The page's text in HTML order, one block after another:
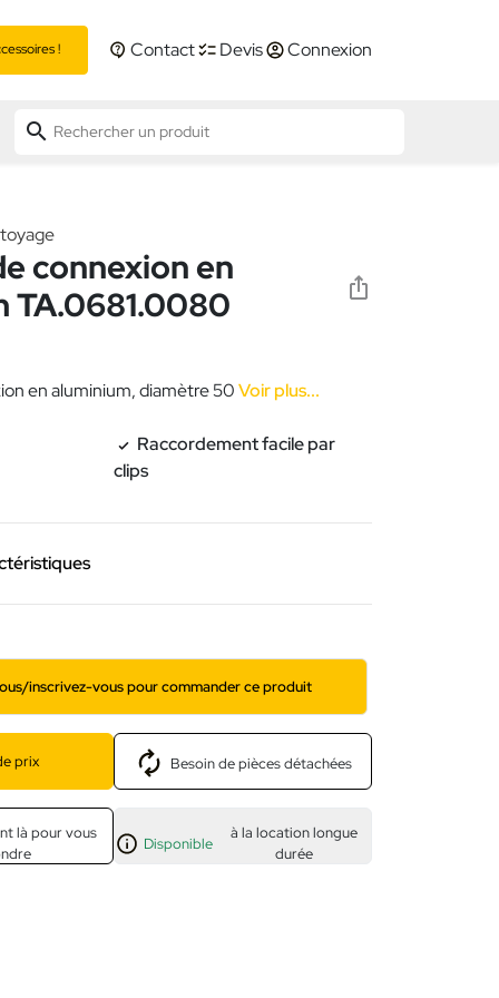
! Contact Devis Connexion
search
connexion en
TA.0681.0080
en aluminium, diamètre 50Voir plus...
Raccordement facile par
clips
inscrivez-vous pour commander ce produit
prix Besoin de pièces détachées
là pour vous
Disponible
à la location longue
durée